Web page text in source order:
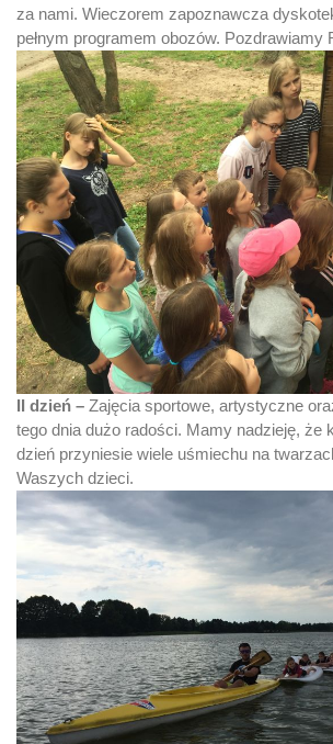
za nami. Wieczorem zapoznawcza
pełnym programem obozów. Pozdrawiamy
II dzień – Zajęcia sportowe, artystyczne
tego dnia dużo radości. Mamy nadzieję, że
dzień przyniesie wiele uśmiechu na
Waszych dzieci.